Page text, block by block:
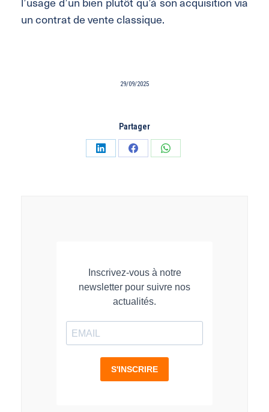
un contrat de vente classique.
29/09/2025
Partager
PartagerPartagerPartager